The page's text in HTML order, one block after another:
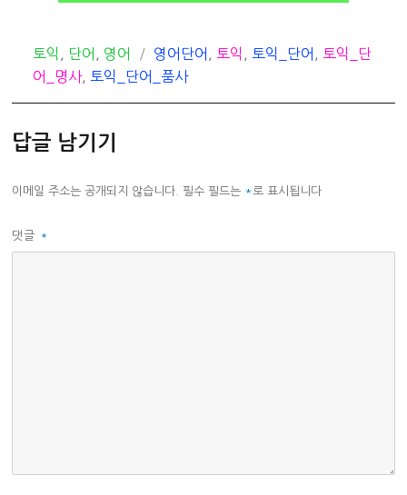
카
테
토익 , 단어 , 영어
태
그
영어단어 , 토익 , 토익_단어 , 토익_단
어_명사, 토익_단어_품사
답글 남기기
이메일 주소는 공개되지 않습니다. 필수 필드는 *로 표시됩니다
댓글 *